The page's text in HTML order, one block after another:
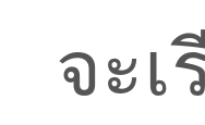
จะ